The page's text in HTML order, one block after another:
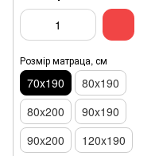
Розмір матраца, см
70х190
80x190
80x200
90x190
90x200
120x190